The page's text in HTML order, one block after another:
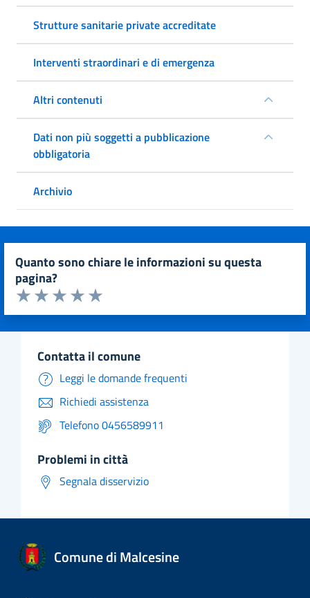
Strutture sanitarie private accreditate
Interventi straordinari e di emergenza
Altri contenuti
Dati non più soggetti a pubblicazione
obbligatoria
Archivio
quanto sono chiare le informazioni su questa
pagina?
Valuta da 1 a 5 stelle la pagina
Valuta 5 stelle su 5
Valuta 4 stelle su 5
Valuta 3 stelle su 5
Valuta 2 stelle su 5
Valuta 1 stelle su 5
contatta il comune
Leggi le domande frequenti
Richiedi assistenza
Telefono 0456589911
problemi in città
Segnala disservizio
Comune di Malcesine